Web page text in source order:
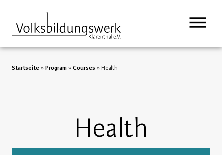
Startseite » Program » Courses » Health
Health